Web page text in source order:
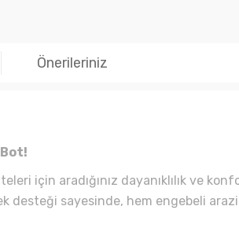
Önerileriniz
için aradığınız dayanıklılık ve
desteği sayesinde, hem engebeli